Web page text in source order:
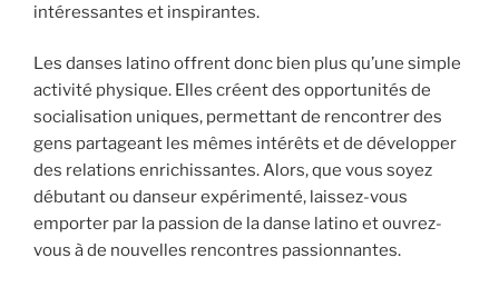
intéressantes et inspirantes.
Les danses latino offrent donc bien plus qu’une simple
activité physique. Elles créent des opportunités de
socialisation uniques, permettant de rencontrer des
gens partageant les mêmes intérêts et de développer
des relations enrichissantes. Alors, que vous soyez
débutant ou danseur expérimenté, laissez-vous
emporter par la passion de la danse latino et ouvrez-
vous à de nouvelles rencontres passionnantes.